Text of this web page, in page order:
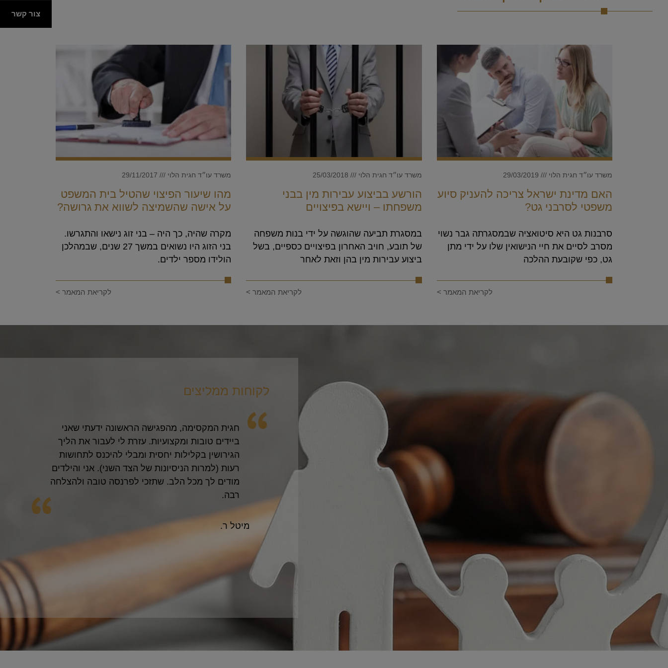
האם מדינת ישראל צריכה להעניק סיוע
משפטי לסרבני גט?
משרד עו״ד חגית הלוי
סרבנות גט היא סיטואציה שבמסגרתה גבר נשוי
מסרב לסיים את חיי הנישואין שלו על ידי מתן
גט, כפי שקובעת ההלכה
לקריאת המאמר >
הורשע בביצוע עבירות מין בבני
משפחתו – ויישא בפיצויים
משרד עו״ד חגית הלוי
במסגרת תביעה שהוגשה על ידי בנות משפחה
של תובע, חויב האחרון בפיצויים כספיים, בשל
ביצוע עבירות מין בהן וזאת לאחר
לקריאת המאמר >
מהו שיעור הפיצוי שהטיל בית המשפט
על אישה שהשמיצה לשווא את גרושה?
משרד עו״ד חגית הלוי 29/11/2017
מקרה שהיה, כך היה – בני זוג נישאו והתגרשו.
בני הזוג היו נשואים במשך 27 שנים, שבמהלכן
הולידו מספר ילדים.
לקריאת המאמר >
חגית המקסימה, מהפגישה הראשונה ידעתי שאני
ביידים טובות ומקצועיות. עזרת לי לעבור את הליך
הגירושין בקלילות יחסית ומבלי להיכנס לתחושות
רעות (למרות הניסיונות של הצד השני). אני והילדים
מודים לך מכל הלב. שתזכי לפרנסה טובה ולהצלחה
לקוחות ממליצים
אני רוצה להודות לעורכת דין חגית הלוי. קודם כל בן
אדם לפני הכל, ממש סוג של מלאך. כבר מהטלפון
הראשון הרגשתי ממש עטוף בשתי ידיים. יחס אישי
וחם והכי חשוב ישבה איתי יותר משעה ובעצתה היום
ממש אחרי כמה ימים אני כבר בדיבור על לראות את
הילדים ממש בזכות העצות של חגית. אין לי מילים
להודות, מיליון תודות. מי יתן ואלוקים ישפיע עלייך
שפע, בריאות, הצלחה. אמן מודה לך מעומק ליבי
לקוחות ממליצים
צור קשר